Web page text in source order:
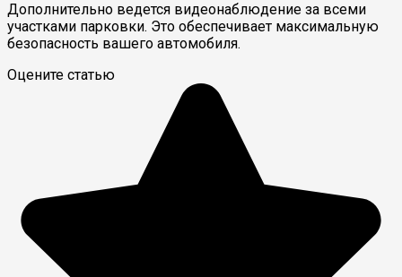
Дополнительно ведется видеонаблюдение за всеми
участками парковки. Это обеспечивает максимальную
безопасность вашего автомобиля.
Оцените статью